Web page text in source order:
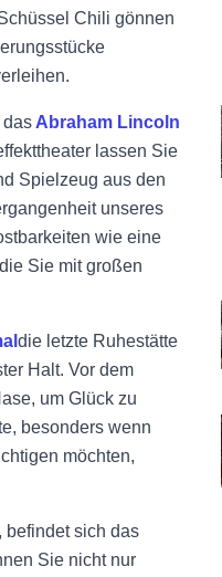
Chili gönnen
das Abraham Lincoln
lassen Sie
Spielzeug aus den
unseres
wie eine
Sie mit großen
die letzte Ruhestätte
Halt. Vor dem
um Glück zu
besonders wenn
möchten,
befindet sich das
Sie nicht nur